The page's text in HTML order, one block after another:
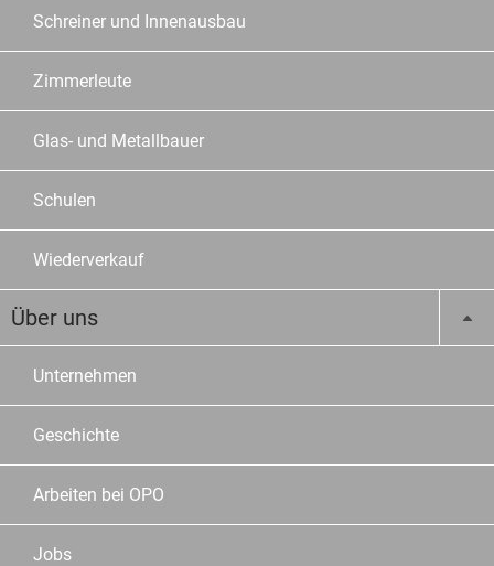
Schreiner und Innenausbau
Zimmerleute
Glas- und Metallbauer
Schulen
Wiederverkauf
Über uns
Unternehmen
Geschichte
Arbeiten bei OPO
Jobs